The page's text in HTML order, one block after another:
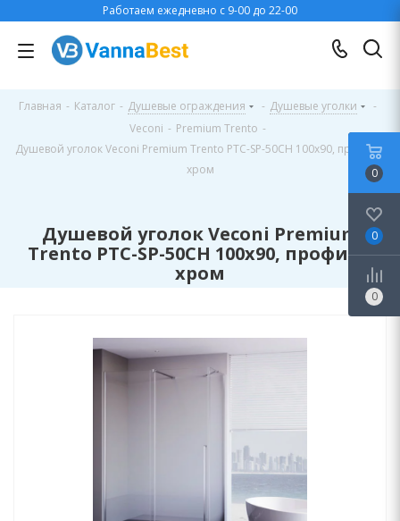
Работаем ежедневно с 9-00 до 22-00
Главная - Каталог - Душевые ограждения - Душевые уголки
-
Veconi - Premium Trento -
Душевой уголок Veconi Premium Trento PTC-SP-50CH 100x90, профиль
хром
Душевой уголок Veconi Premium
Trento PTC-SP-50CH 100x90, профиль
хром
0
0
0